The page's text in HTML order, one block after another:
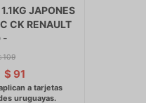
JAPONES
CK RENAULT
-
109
$ 91